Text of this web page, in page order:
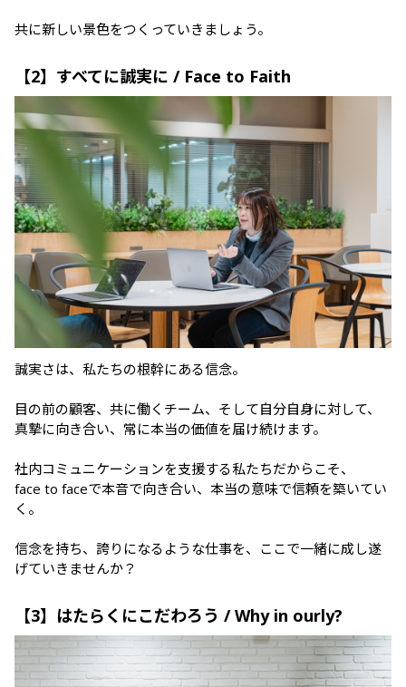
共に新しい景色をつくっていきましょう。
【2】すべてに誠実に / Face to Faith
誠実さは、私たちの根幹にある信念。
目の前の顧客、共に働くチーム、そして自分自身に対して、
真摯に向き合い、常に本当の価値を届け続けます。
社内コミュニケーションを支援する私たちだからこそ、
face to faceで本音で向き合い、本当の意味で信頼を築いてい
く。
信念を持ち、誇りになるような仕事を、ここで一緒に成し遂
げていきませんか？
【3】はたらくにこだわろう / Why in ourly?